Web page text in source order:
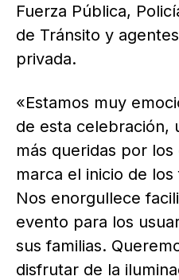
Fuerza Pública,
de Tránsito y
privada.
«Estamos muy
de esta celebración,
más queridas por
marca el inicio de
Nos enorgullece
evento para los
sus familias.
disfrutar de la